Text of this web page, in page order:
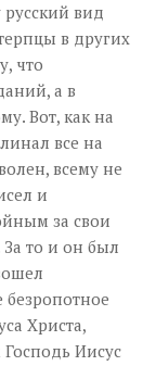
вид
в других
что
а в
Вот, как на
все на
всему не
и
за свои
то и он был
безропотное
Христа,
Иисус